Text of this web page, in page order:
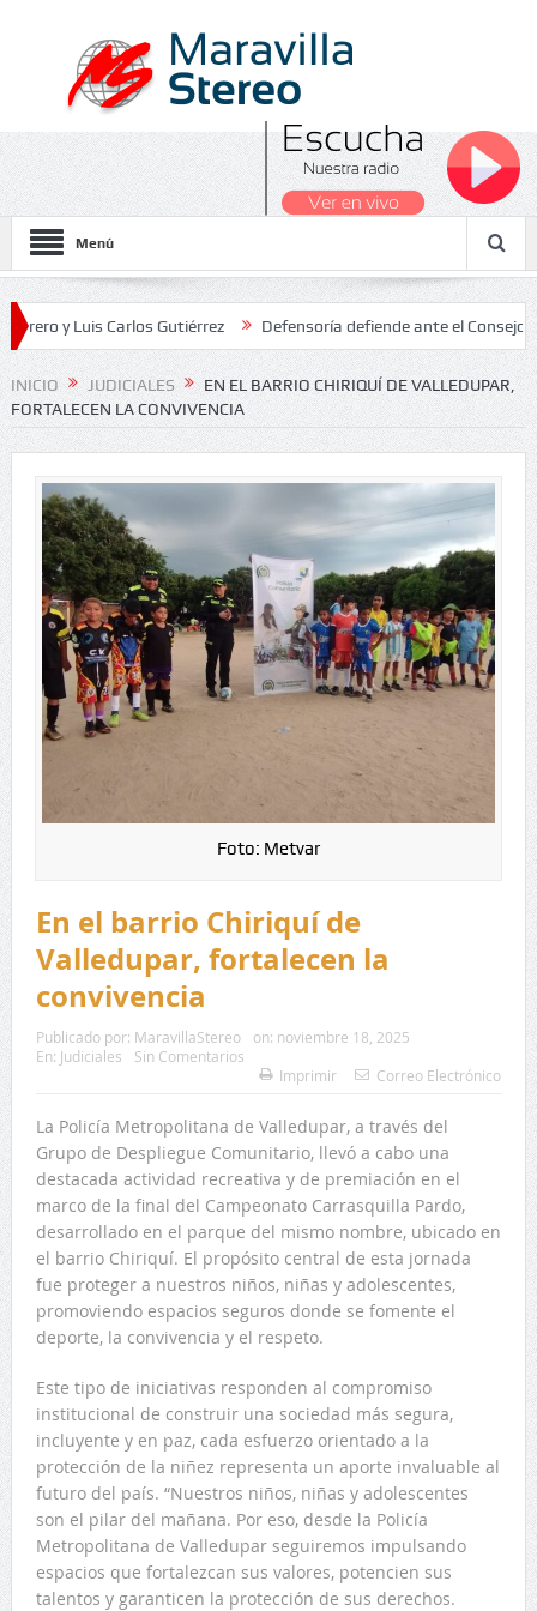
Menú
Carlos Gutiérrez Defensoría defiende ante el Consejo de
Nacionales 2026
INICIO JUDICIALES
EN EL BARRIO CHIRIQUÍ DE VALLEDUPAR,
FORTALECEN LA CONVIVENCIA
Foto: Metvar
En el barrio Chiriquí de
Valledupar, fortalecen la
convivencia
Publicado por: MaravillaStereo on: noviembre 18, 2025
En: Judiciales
Sin Comentarios
Imprimir
Correo Electrónico
La Policía Metropolitana de Valledupar, a través del
Grupo de Despliegue Comunitario, llevó a cabo una
destacada actividad recreativa y de premiación en el
marco de la final del Campeonato Carrasquilla Pardo,
desarrollado en el parque del mismo nombre, ubicado en
el barrio Chiriquí. El propósito central de esta jornada
fue proteger a nuestros niños, niñas y adolescentes,
promoviendo espacios seguros donde se fomente el
deporte, la convivencia y el respeto.
Este tipo de iniciativas responden al compromiso
institucional de construir una sociedad más segura,
incluyente y en paz, cada esfuerzo orientado a la
protección de la niñez representa un aporte invaluable al
futuro del país. “Nuestros niños, niñas y adolescentes
son el pilar del mañana. Por eso, desde la Policía
Metropolitana de Valledupar seguiremos impulsando
espacios que fortalezcan sus valores, potencien sus
talentos y garanticen la protección de sus derechos.